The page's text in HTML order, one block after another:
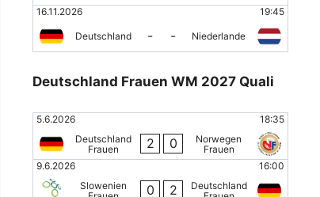
16.11.2026
19:45
Deutschland - - Niederlande
Deutschland Frauen WM 2027 Quali
5.6.2026
18:35
Deutschland
Frauen
2 0
Norwegen
Frauen
9.6.2026
16:00
Slowenien
0 2
Deutschland